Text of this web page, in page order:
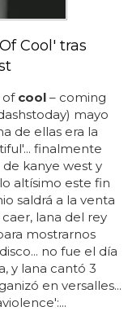
Cool' tras
of cool – coming
mayo
de ellas era la
finalmente
kanye west y
altísimo este fin
saldrá a la venta
lana del rey
mostrarnos
no fue el día
y lana cantó 3
en versalles...